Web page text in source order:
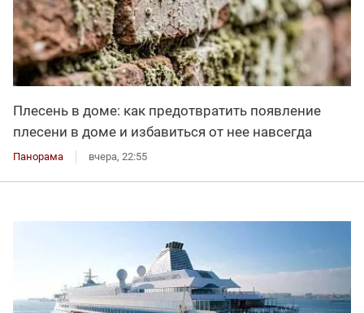
Плесень в доме: как предотвратить появление
плесени в доме и избавиться от нее навсегда
Панорама вчера, 22:55